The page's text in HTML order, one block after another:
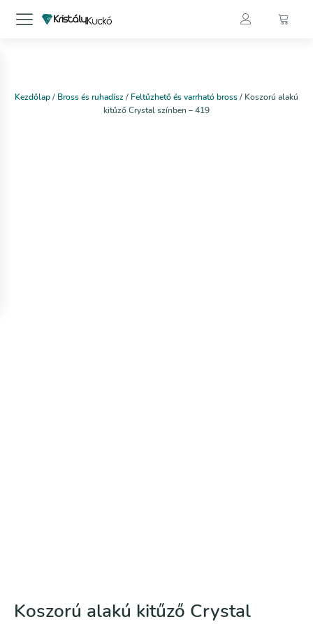
Kezdőlap/ Bross és ruhadísz/ Feltűzhető és varrható bross/ Koszorú alakú
kitűző Crystal színben – 419
Koszorú alakú kitűző Crystal